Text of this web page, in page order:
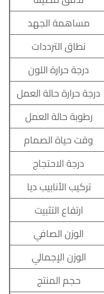
مساهمة الجهد
نطاق الترددات
درجة حرارة اللون
درجة حرارة حالة العمل
رطوبة حالة العمل
وقت حياة الصمام
درجة الاحتجاج
تركيب الأنابيب ديا
ارتفاع التثبيت
الوزن الصافي
الوزن الإجمالي
حجم المنتج